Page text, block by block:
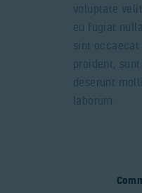
voluptate
eu fugiat
sint
proident,
deserunt
laborum.